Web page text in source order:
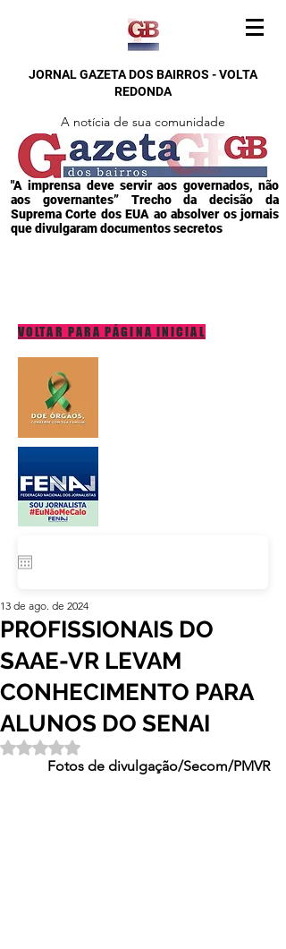
JORNAL GAZETA DOS BAIRROS - VOLTA
REDONDA
A notícia de sua comunidade
"A imprensa deve servir aos governados, não
aos governantes” Trecho da decisão da
Suprema Corte dos EUA ao absolver os jornais
que divulgaram documentos secretos
VOLTAR PARA PÁGINA INICIAL
PROFISSIONAIS DO
SAAE-VR LEVAM
CONHECIMENTO PARA
ALUNOS DO SENAI
13 de ago. de 2024
Avaliado com NaN de 5 estrelas.
Fotos de divulgação/Secom/PMVR